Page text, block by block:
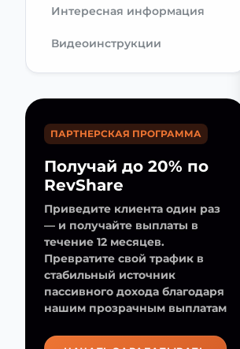
Интересная информация
Видеоинструкции
ПАРТНЕРСКАЯ ПРОГРАММА
Получай до 20% по
RevShare
Приведите клиента один раз
— и получайте выплаты в
течение 12 месяцев.
Превратите свой трафик в
стабильный источник
пассивного дохода благодаря
нашим прозрачным выплатам